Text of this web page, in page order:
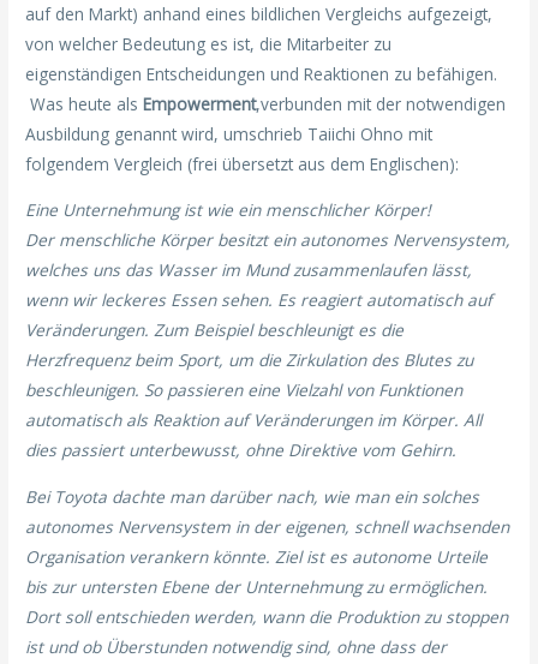
auf den Markt) anhand eines bildlichen Vergleichs aufgezeigt,
von welcher Bedeutung es ist, die Mitarbeiter zu
eigenständigen Entscheidungen und Reaktionen zu befähigen.
Was heute alsEmpowerment,verbunden mit der notwendigen
Ausbildung genannt wird, umschrieb Taiichi Ohno mit
folgendem Vergleich (frei übersetzt aus dem Englischen):
Eine Unternehmung ist wie ein menschlicher Körper!
Der menschliche Körper besitzt ein autonomes Nervensystem,
welches uns das Wasser im Mund zusammenlaufen lässt,
wenn wir leckeres Essen sehen. Es reagiert automatisch auf
Veränderungen. Zum Beispiel beschleunigt es die
Herzfrequenz beim Sport, um die Zirkulation des Blutes zu
beschleunigen. So passieren eine Vielzahl von Funktionen
automatisch als Reaktion auf Veränderungen im Körper. All
dies passiert unterbewusst, ohne Direktive vom Gehirn.
Bei Toyota dachte man darüber nach, wie man ein solches
autonomes Nervensystem in der eigenen, schnell wachsenden
Organisation verankern könnte. Ziel ist es autonome Urteile
bis zur untersten Ebene der Unternehmung zu ermöglichen.
Dort soll entschieden werden, wann die Produktion zu stoppen
ist und ob Überstunden notwendig sind, ohne dass der